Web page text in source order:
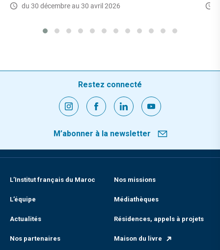
du 30 décembreau 30 avril 2026
Restez connecté
M’abonner à la newsletter
L’Institut français du Maroc Nos missions
L’équipe Médiathèques
Actualités Résidences, appels à projets
Nos partenaires Maison du livre